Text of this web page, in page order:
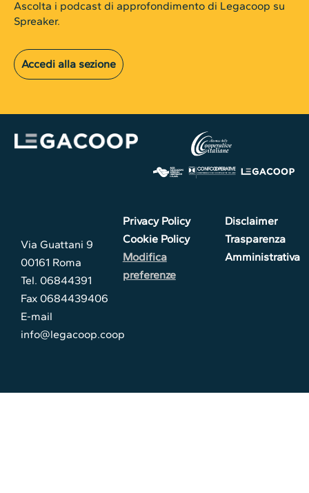
Ascolta i podcast di approfondimento di Legacoop su
Spreaker.
Accedi alla sezione
Via Guattani 9
00161 Roma
Tel. 06844391
Fax 0684439406
E-mail
info@legacoop.coop
Privacy Policy
Cookie Policy
Modifica
preferenze
Disclaimer
Trasparenza
Amministrativa